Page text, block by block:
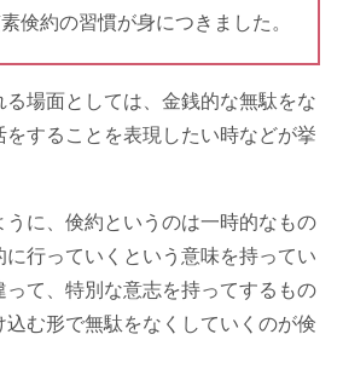
倹約の習慣が身につきました。
る場面としては、金銭的な無駄をな
をすることを表現したい時などが挙
に、倹約というのは一時的なもの
行っていくという意味を持ってい
って、特別な意志を持ってするもの
む形で無駄をなくしていくのが倹